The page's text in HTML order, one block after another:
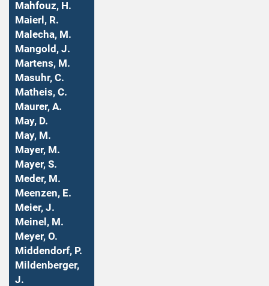
Mahfouz, H.
Maierl, R.
Malecha, M.
Mangold, J.
Martens, M.
Masuhr, C.
Matheis, C.
Maurer, A.
May, D.
May, M.
Mayer, M.
Mayer, S.
Meder, M.
Meenzen, E.
Meier, J.
Meinel, M.
Meyer, O.
Middendorf, P.
Mildenberger,
J.